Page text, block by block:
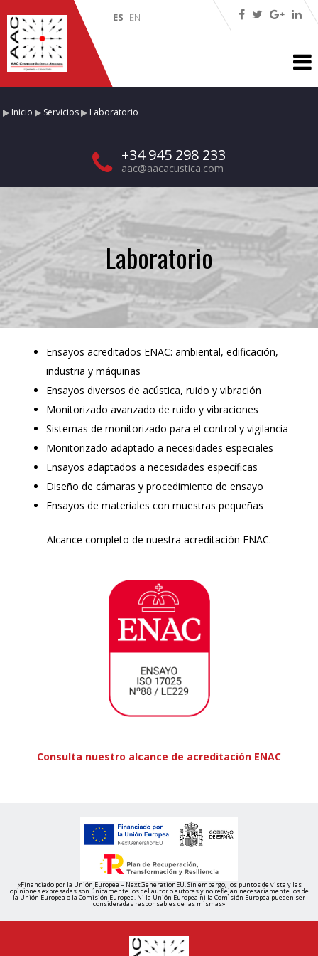
ES · EN ·
Inicio Servicios Laboratorio
+34 945 298 233
aac@aacacustica.com
Laboratorio
Ensayos acreditados ENAC: ambiental, edificación,
industria y máquinas
Ensayos diversos de acústica, ruido y vibración
Monitorizado avanzado de ruido y vibraciones
Sistemas de monitorizado para el control y vigilancia
Monitorizado adaptado a necesidades especiales
Ensayos adaptados a necesidades específicas
Diseño de cámaras y procedimiento de ensayo
Ensayos de materiales con muestras pequeñas
Alcance completo de nuestra acreditación ENAC.
Consulta nuestro alcance de acreditación ENAC
«Financiado por la Unión Europea – NextGenerationEU. Sin embargo, los puntos de vista y las
opiniones expresadas son únicamente los del autor o autores y no reflejan necesariamente los de
la Unión Europea o la Comisión Europea. Ni la Unión Europea ni la Comisión Europea pueden ser
consideradas responsables de las mismas»